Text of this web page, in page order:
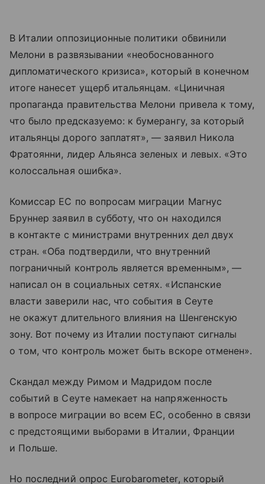
В Италии оппозиционные политики обвинили
Мелони в развязывании «необоснованного
дипломатического кризиса», который в конечном
итоге нанесет ущерб итальянцам. «Циничная
пропаганда правительства Мелони привела к тому,
что было предсказуемо: к бумерангу, за который
итальянцы дорого заплатят», — заявил Никола
Фратоянни, лидер Альянса зеленых и левых. «Это
колоссальная ошибка».
Комиссар ЕС по вопросам миграции Магнус
Бруннер заявил в субботу, что он находился
в контакте с министрами внутренних дел двух
стран. «Оба подтвердили, что внутренний
пограничный контроль является временным», —
написал он в социальных сетях. «Испанские
власти заверили нас, что события в Сеуте
не окажут длительного влияния на Шенгенскую
зону. Вот почему из Италии поступают сигналы
о том, что контроль может быть вскоре отменен».
Скандал между Римом и Мадридом после
событий в Сеуте намекает на напряженность
в вопросе миграции во всем ЕС, особенно в связи
с предстоящими выборами в Италии, Франции
и Польше.
Но последний опрос Eurobarometer, который